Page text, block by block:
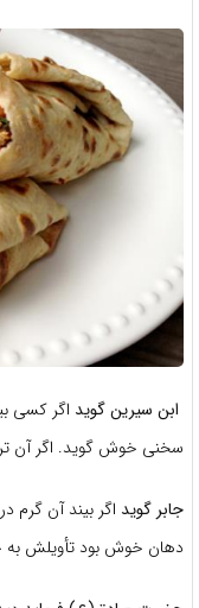
ابن سیرین گوید اگر کسی
سخنی خوش گوید. اگر آن
جابر گوید اگر بیند آن گرم
دهان خوش بود تأویلش